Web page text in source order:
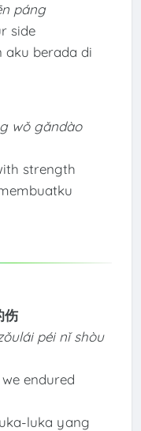
páng
side
aku berada di
wǒ gǎndào
strength
伤
péi nǐ shòu
endured
luka yang